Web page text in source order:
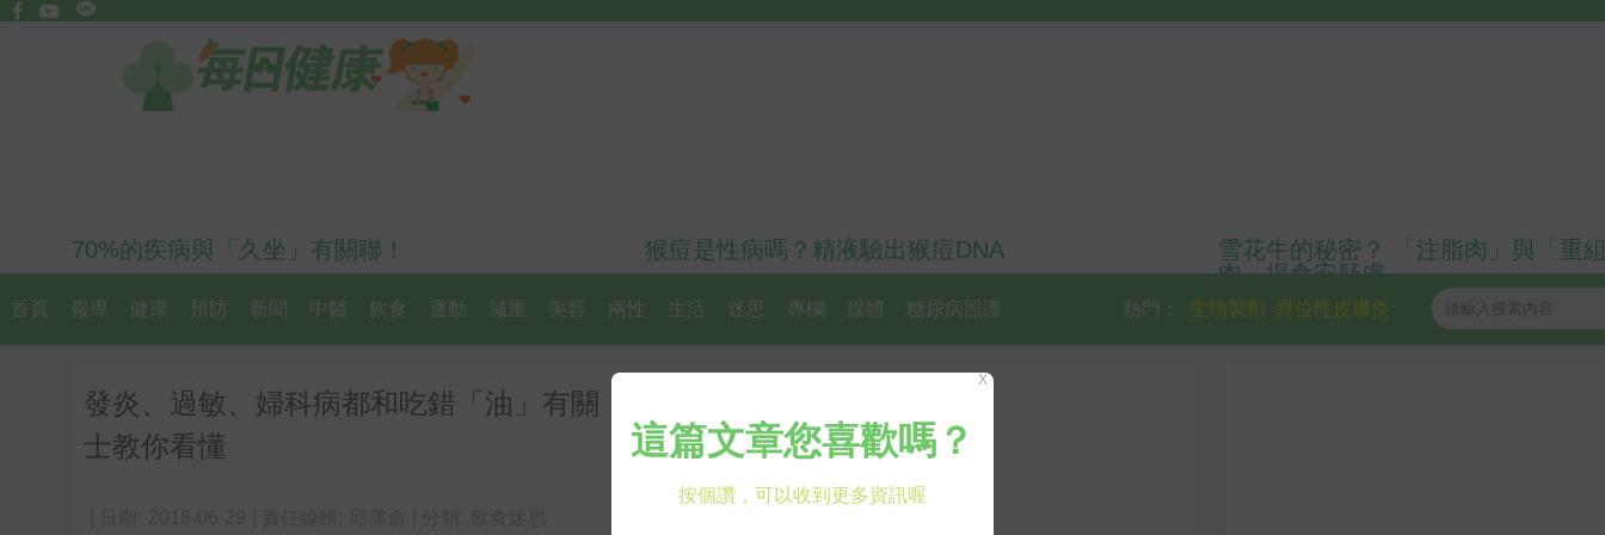
70%的疾病與「久坐」有關聯！ 猴痘是性病嗎？精液驗出猴痘DNA
雪花牛的秘密？ 「注脂肉」與「重
肉」揭食安疑慮
首頁 報導 健康 預防 新聞 中醫 飲食 運動 減重 美容 兩性 生活 迷思 專欄 媒體 糖尿病照護 異位性皮膚炎
生物製劑
熱門：
發炎、過敏、婦科病都和吃錯「油」有關！不同油不同用法，醫學博
士教你看懂
X